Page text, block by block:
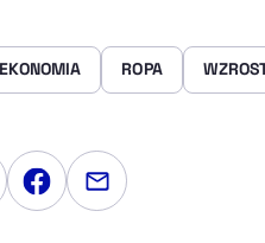
ROPA
na LinkedInna Twitterze
Udostępnij na Facebooku
Udostępnij przez